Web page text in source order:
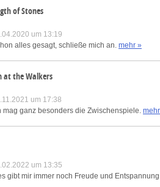
of Stones
um 13:19
alles gesagt, schließe mich an. mehr »
at the Walkers
um 17:38
mag ganz besonders die Zwischenspiele.
um 13:35
gibt mir immer noch Freude und